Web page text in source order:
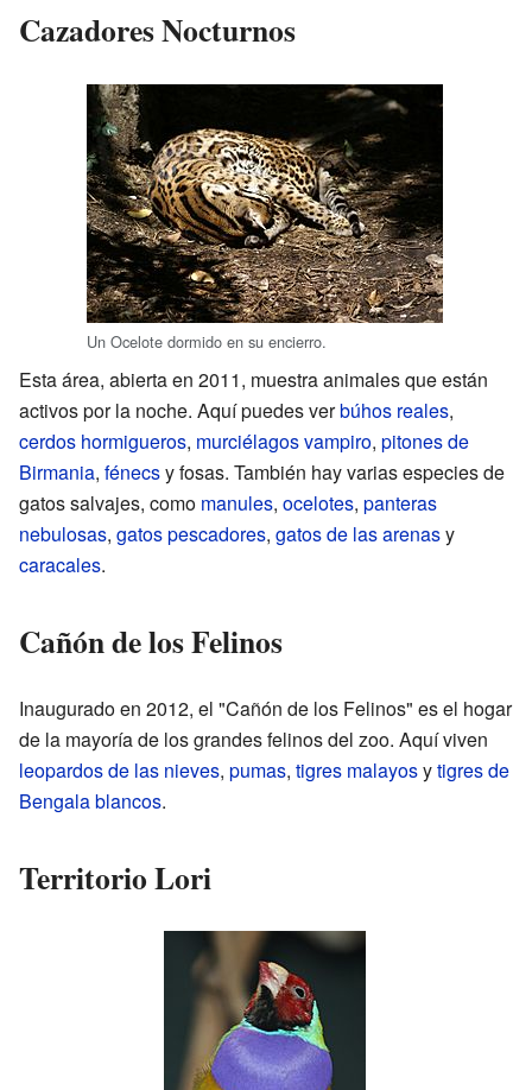
Cazadores Nocturnos
Un Ocelote dormido en su encierro.
Esta área, abierta en 2011, muestra animales que están
activos por la noche. Aquí puedes verbúhos reales,
cerdos hormigueros, murciélagos vampiro, pitones de
Birmania, fénecsy fosas. También hay varias especies de
gatos salvajes, como manules, ocelotes, panteras
nebulosas, gatos pescadores, gatos de las arenasy
caracales.
Cañón de los Felinos
Inaugurado en 2012, el "Cañón de los Felinos" es el hogar
de la mayoría de los grandes felinos del zoo. Aquí viven
leopardos de las nieves, pumas, tigres malayosytigres de
Bengala blancos.
Territorio Lori